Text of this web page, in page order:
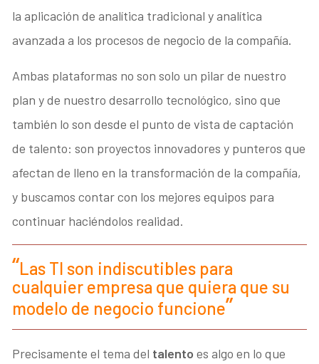
la aplicación de analítica tradicional y analítica
avanzada a los procesos de negocio de la compañía.
Ambas plataformas no son solo un pilar de nuestro
plan y de nuestro desarrollo tecnológico, sino que
también lo son desde el punto de vista de captación
de talento: son proyectos innovadores y punteros que
afectan de lleno en la transformación de la compañía,
y buscamos contar con los mejores equipos para
continuar haciéndolos realidad.
Las TI son indiscutibles para
cualquier empresa que quiera que su
modelo de negocio funcione
Precisamente el tema del talentoes algo en lo que